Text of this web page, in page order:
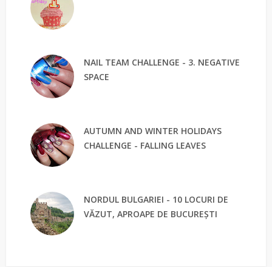
NAIL TEAM CHALLENGE - 3. NEGATIVE
SPACE
AUTUMN AND WINTER HOLIDAYS
CHALLENGE - FALLING LEAVES
NORDUL BULGARIEI - 10 LOCURI DE
VĂZUT, APROAPE DE BUCUREȘTI